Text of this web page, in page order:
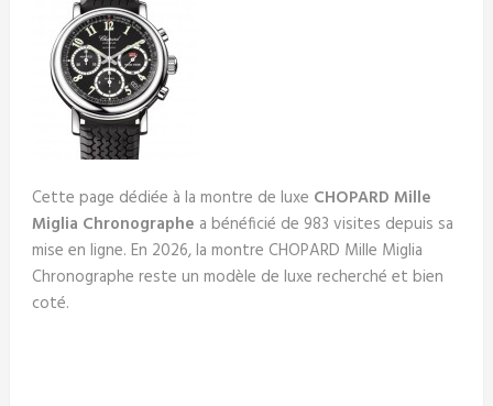
Cette page dédiée à la montre de luxe CHOPARD Mille
Miglia Chronographe a bénéficié de 983 visites depuis sa
mise en ligne. En 2026, la montre CHOPARD Mille Miglia
Chronographe reste un modèle de luxe recherché et bien
coté.